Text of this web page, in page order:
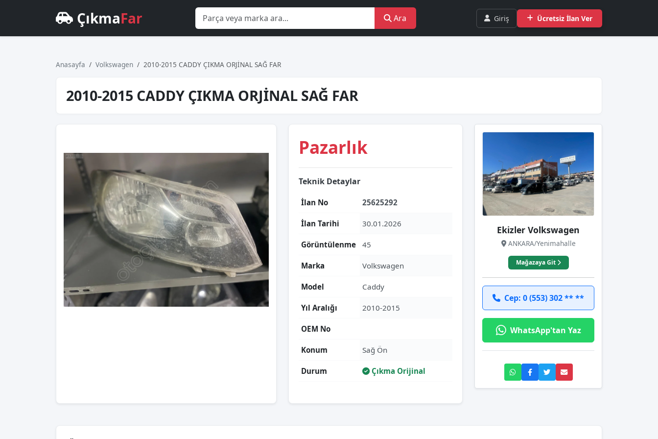
ÇıkmaFar Ara Giriş Ücretsiz İlan Ver
Anasayfa Volkswagen 2010-2015 CADDY ÇIKMA ORJİNAL SAĞ FAR
2010-2015 CADDY ÇIKMA ORJİNAL SAĞ FAR
Pazarlık
Teknik Detaylar
İlan No 25625292
İlan Tarihi 30.01.2026
Görüntülenme 45
Marka Volkswagen
Model Caddy
Yıl Aralığı 2010-2015
OEM No
Konum Sağ Ön
Durum Çıkma Orijinal
Ekizler Volkswagen
ANKARA/Yenimahalle
Mağazaya Git
Cep: 0 (553) 302 ** **
WhatsApp'tan Yaz